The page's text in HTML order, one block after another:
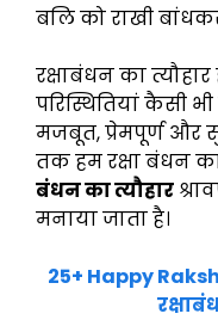
बलि को राखी
रक्षाबंधन का
परिस्थितियां कैसी
मजबूत, प्रेमपूर्ण और
तक हम रक्षा बंधन
बंधन का त्यौहार
मनाया जाता है।
25+ Happy